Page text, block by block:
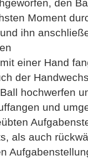
den
Moment
ihn
einer Hand
der
hochwerfen
und
als auch